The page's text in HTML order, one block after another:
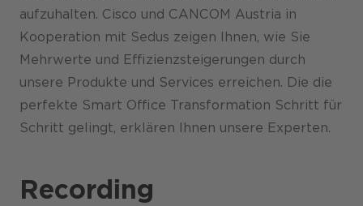
Events
Blog
Podcast
Nachhaltigkeit CANCOM SE
aufzuhalten. Cisco und CANCOM Austria in
Kooperation mit Sedus zeigen Ihnen, wie Sie
Mehrwerte und Effizienzsteigerungen durch
unsere Produkte und Services erreichen. Die die
perfekte Smart Office Transformation Schritt für
Schritt gelingt, erklären Ihnen unsere Experten.
Recording